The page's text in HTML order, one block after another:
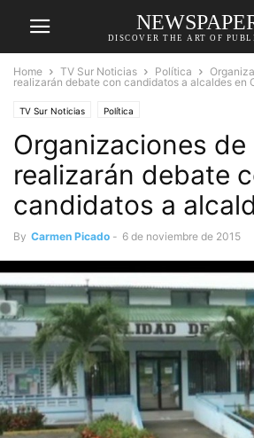
DISCOVER THE ART OF
Home TV Sur Noticias Política
realizarán debate con candidatos a alcaldes en
TV Sur Noticias Política
Organizaciones de
realizarán debate
candidatos a
By Carmen Picado - 6 de noviembre de 2015